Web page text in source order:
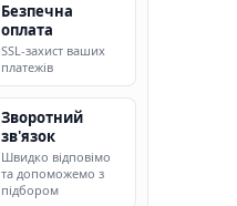
Безпечна
оплата
SSL-захист ваших
платежів
Зворотний
зв'язок
Швидко відповімо
та допоможемо з
підбором